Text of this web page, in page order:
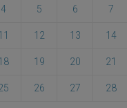
4 5 6 7
12 13 14
19 20 21
26 27 28